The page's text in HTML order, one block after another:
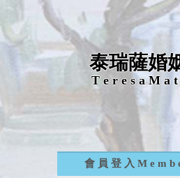
泰瑞薩婚
T e r e s a M a
會 員 登 入 M e m b